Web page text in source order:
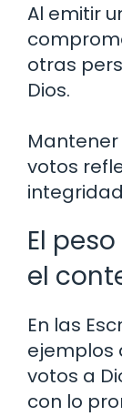
Al emitir
otras
Dios.
votos
El
el
En las
ejemplos
votos a
con lo